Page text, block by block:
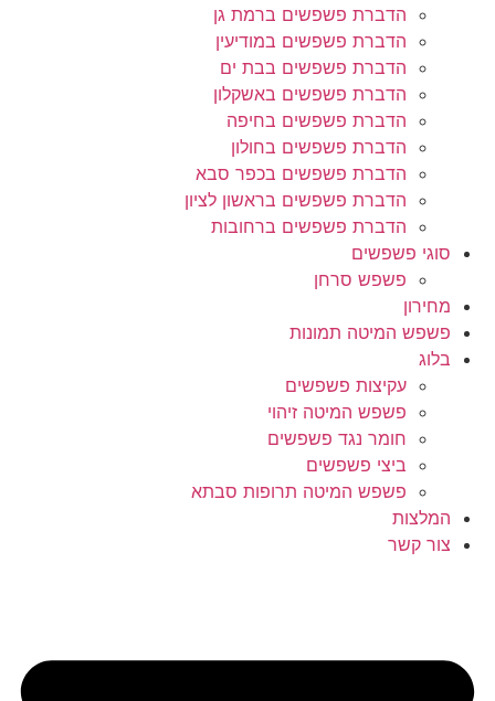
הדברת פשפשים ברמת גן
הדברת פשפשים במודיעין
הדברת פשפשים בבת ים
הדברת פשפשים באשקלון
הדברת פשפשים בחיפה
הדברת פשפשים בחולון
הדברת פשפשים בכפר סבא
הדברת פשפשים בראשון לציון
הדברת פשפשים ברחובות
סוגי פשפשים
פשפש סרחן
מחירון
פשפש המיטה תמונות
בלוג
עקיצות פשפשים
פשפש המיטה זיהוי
חומר נגד פשפשים
ביצי פשפשים
פשפש המיטה תרופות סבתא
המלצות
צור קשר